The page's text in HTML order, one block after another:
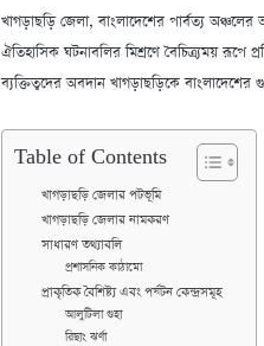
খাগড়াছড়ি জেলা, বাংলাদেশের পার্বত্য
ঐতিহাসিক ঘটনাবলির মিশ্রণে বৈচিত্র্যময় রূপে
ব্যক্তিত্বদের অবদান খাগড়াছড়িকে
Table of Contents
খাগড়াছড়ি জেলার পটভূমি
খাগড়াছড়ি জেলার নামকরণ
সাধারণ তথ্যাবলি
প্রশাসনিক কাঠামো
প্রাকৃতিক বৈশিষ্ট্য এবং পর্যটন কেন্দ্রসমূহ
আলুটিলা গুহা
রিছাং ঝর্ণা